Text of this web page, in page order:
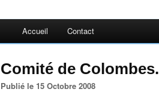
Accueil Contact
Comité de Colombes.
Publié le 15 Octobre 2008